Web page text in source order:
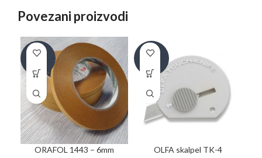
Povezani proizvodi
-30%
ORAFOL 1443 – 6mm
-20%
OLFA skalpel TK-4